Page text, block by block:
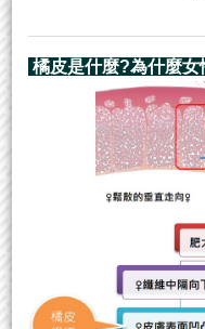
橘皮是什麼?為什麼